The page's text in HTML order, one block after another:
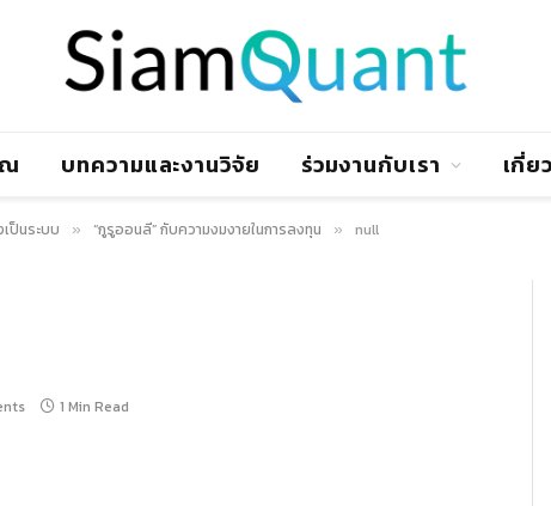
บทความและงานวิจัย ร่วมงานกับเรา เกี่ย
ป็นระบบ » “กูรูออนลี่” กับความงมงายในการลงทุน » null
1 Min Read